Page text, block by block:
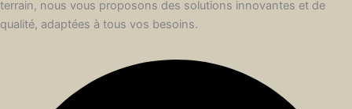
terrain, nous vous proposons des solutions innovantes et de
qualité, adaptées à tous vos besoins.